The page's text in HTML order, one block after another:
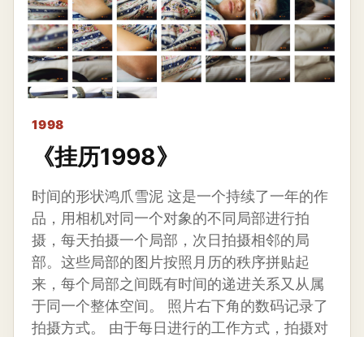
1998
《挂历1998》
时间的形状鸿爪雪泥 这是一个持续了一年的作
品，用相机对同一个对象的不同局部进行拍
摄，每天拍摄一个局部，次日拍摄相邻的局
部。这些局部的图片按照月历的秩序拼贴起
来，每个局部之间既有时间的递进关系又从属
于同一个整体空间。 照片右下角的数码记录了
拍摄方式。 由于每日进行的工作方式，拍摄对